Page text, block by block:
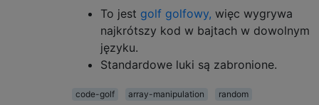
To jest golf golfowy, więc wygrywa
najkrótszy kod w bajtach w dowolnym
języku.
Standardowe luki są zabronione.
code-golf array-manipulation
random